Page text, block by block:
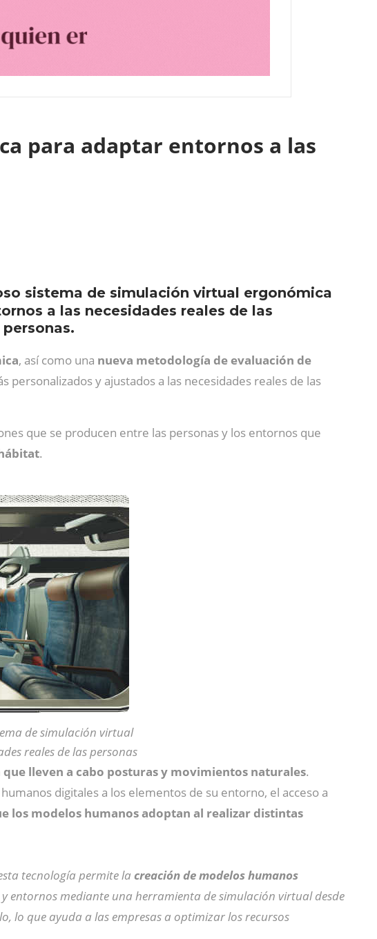
para adaptar entornos a las
sistema de simulación virtual ergonómica
a las necesidades reales de las
, así como una nueva metodología de evaluación de
personalizados y ajustados a las necesidades reales de las
que se producen entre las personas y los entornos que
.
de simulación virtual
reales de las personas
lleven a cabo posturas y movimientos naturales.
digitales a los elementos de su entorno, el acceso a
los modelos humanos adoptan al realizar distintas
tecnología permite la creación de modelos humanos
entornos mediante una herramienta de simulación virtual desde
lo que ayuda a las empresas a optimizar los recursos